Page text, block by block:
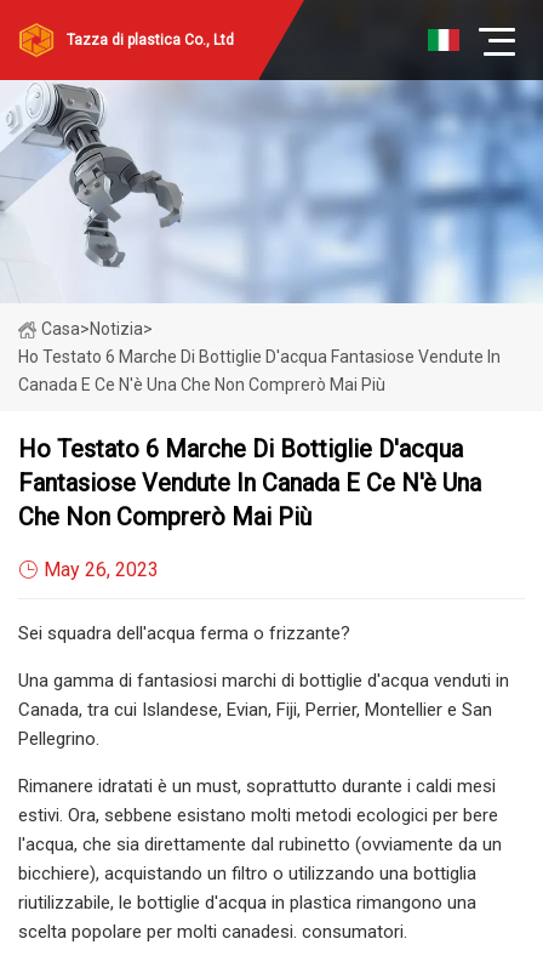
Tazza di plastica Co., Ltd
Casa>Notizia>
Ho Testato 6 Marche Di Bottiglie D'acqua Fantasiose Vendute In
Canada E Ce N'è Una Che Non Comprerò Mai Più
Ho Testato 6 Marche Di Bottiglie D'acqua
Fantasiose Vendute In Canada E Ce N'è Una
Che Non Comprerò Mai Più
May 26, 2023
Sei squadra dell'acqua ferma o frizzante?
Una gamma di fantasiosi marchi di bottiglie d'acqua venduti in
Canada, tra cui Islandese, Evian, Fiji, Perrier, Montellier e San
Pellegrino.
Rimanere idratati è un must, soprattutto durante i caldi mesi
estivi. Ora, sebbene esistano molti metodi ecologici per bere
l'acqua, che sia direttamente dal rubinetto (ovviamente da un
bicchiere), acquistando un filtro o utilizzando una bottiglia
riutilizzabile, le bottiglie d'acqua in plastica rimangono una
scelta popolare per molti canadesi. consumatori.